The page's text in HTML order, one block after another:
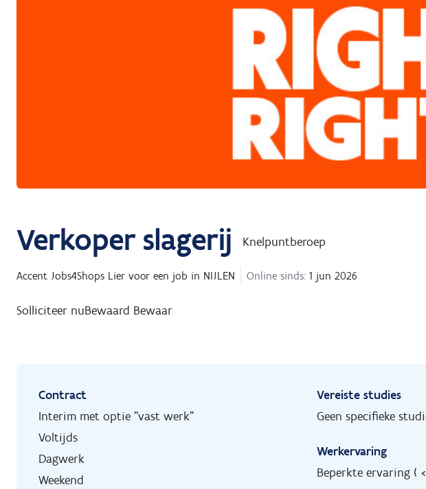
Verkoper slagerij Knelpuntberoep
Accent Jobs4Shops Lier voor een job in NIJLEN Online sinds: 1 jun 2026
Solliciteer nuBewaard Bewaar
Contract
Interim met optie "vast werk"
Voltijds
Dagwerk
Weekend
Vereiste studies
Geen specifieke
Werkervaring
Beperkte ervaring (